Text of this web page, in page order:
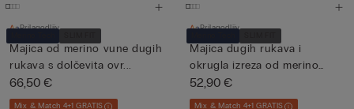
Prilagodljiv
Majica od merino vune dugih
rukava s dolčevita ovr...
66,50 €
Mix & Match 4+1 GRATIS
Prilagodljiv
Majica dugih rukava i
okrugla izreza od merino
vun...
52,90 €
Mix & Match 4+1 GRATIS